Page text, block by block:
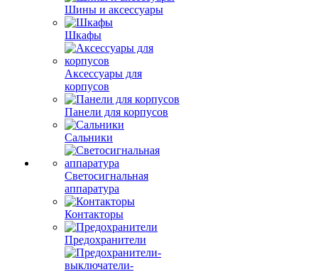
Шины и аксессуары
Шкафы
Аксессуары для
корпусов
Панели для корпусов
Сальники
Светосигнальная
аппаратура
Контакторы
Предохранители